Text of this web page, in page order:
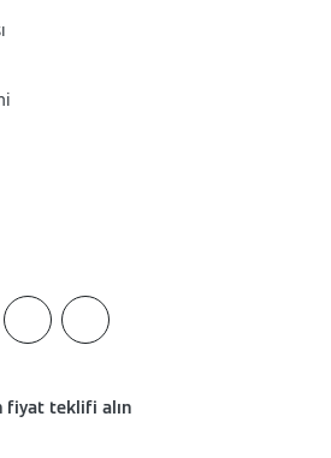
fiyat teklifi alın